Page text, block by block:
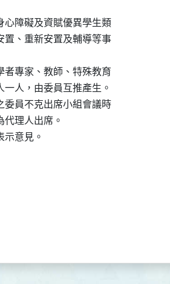
心障礙及資賦優異學生類
置、重新安置及輔導等事
者專家、教師、特殊教育
人，由委員互推產生。
委員不克出席小組會議時
代理人出席。
意見。